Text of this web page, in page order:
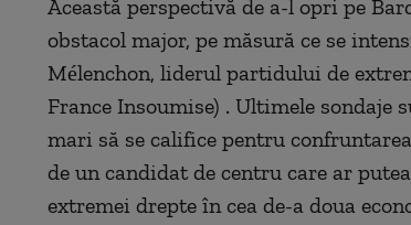
Această perspectivă de a-l opri pe
obstacol major, pe măsură ce se
Mélenchon, liderul partidului de
France Insoumise) . Ultimele sondaje
mari să se califice pentru
de un candidat de centru care ar
extremei drepte în cea de-a doua